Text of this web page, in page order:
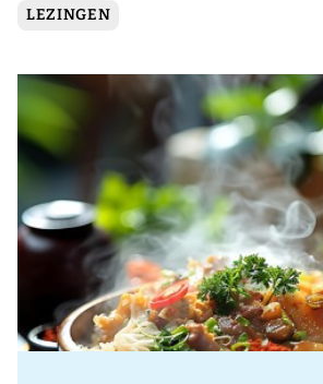
LEZINGEN